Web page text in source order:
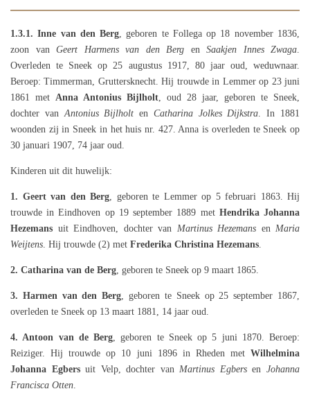
1.3.1. Inne van den Berg , geboren te Follega op 18 november 1836,
zoon van Geert Harmens van den Berg en Saakjen Innes Zwaga
Overleden te Sneek op 25 augustus 1917, 80 jaar oud, weduwnaar.
Beroep: Timmerman, Gruttersknecht. Hij trouwde in Lemmer op 23 juni
1861 met Anna Antonius Bijlholt , oud 28 jaar, geboren te Sneek,
dochter van Antonius Bijlholt en Catharina Jolkes Dijkstra . In 1881
woonden zij in Sneek in het huis nr. 427. Anna is overleden te Sneek op
30 januari 1907, 74 jaar oud.
Kinderen uit dit huwelijk:
1. Geert van den Berg , geboren te Lemmer op 5 februari 1863. Hij
trouwde in Eindhoven op 19 september 1889 met Hendrika Johanna
Hezemans uit Eindhoven, dochter van Martinus Hezemans en Maria
Weijtens . Hij trouwde (2) met Frederika Christina Hezemans
2. Catharina van de Berg , geboren te Sneek op 9 maart 1865.
3. Harmen van den Berg , geboren te Sneek op 25 september 1867,
overleden te Sneek op 13 maart 1881, 14 jaar oud.
4. Antoon van de Berg , geboren te Sneek op 5 juni 1870. Beroep:
Reiziger. Hij trouwde op 10 juni 1896 in Rheden met Wilhelmina
Johanna Egbers uit Velp, dochter van Martinus EgbersenJohanna
Francisca Otten